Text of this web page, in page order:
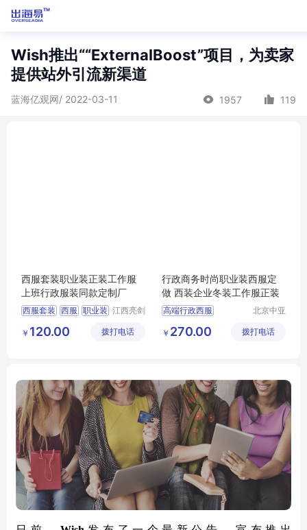
Wish推出““ExternalBoost”项目，为卖家
提供站外引流新渠道
蓝海亿观网/ 2022-03-11 1957 119
西服套装职业装正装工作服
上班行政服装同款定制厂
西服套装 西服 职业装 江西亮剑
公司
￥ 120.00 拨打电话
行政商务时尚职业装西服定
做 西装企业冬装工作服正装
高端行政西服
商务女士职业套装
北京中亚
限公司
￥ 270.00 拨打电话